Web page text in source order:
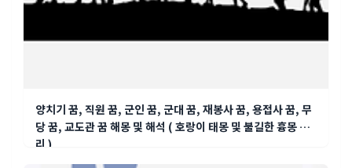
양치기 꿈, 직원 꿈, 군인 꿈, 군대 꿈, 재봉사 꿈, 용접사 꿈, 무
당 꿈, 교도관 꿈 해몽 및 해석 ( 호랑이 태몽 및 불길한 흉몽 정
리 )